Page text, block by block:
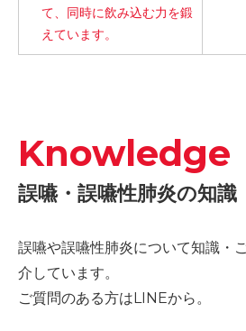
て、同時に飲み込む力を鍛
えています。
Knowledge
誤嚥・誤嚥性肺炎の知識
誤嚥や誤嚥性肺炎について知識・
介しています。
ご質問のある方はLINEから。